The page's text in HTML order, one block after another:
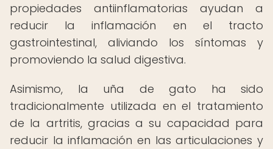
propiedades antiinflamatorias ayudan a
reducir la inflamación en el tracto
gastrointestinal, aliviando los síntomas y
promoviendo la salud digestiva.
Asimismo, la uña de gato ha sido
tradicionalmente utilizada en el tratamiento
de la artritis, gracias a su capacidad para
reducir la inflamación en las articulaciones y